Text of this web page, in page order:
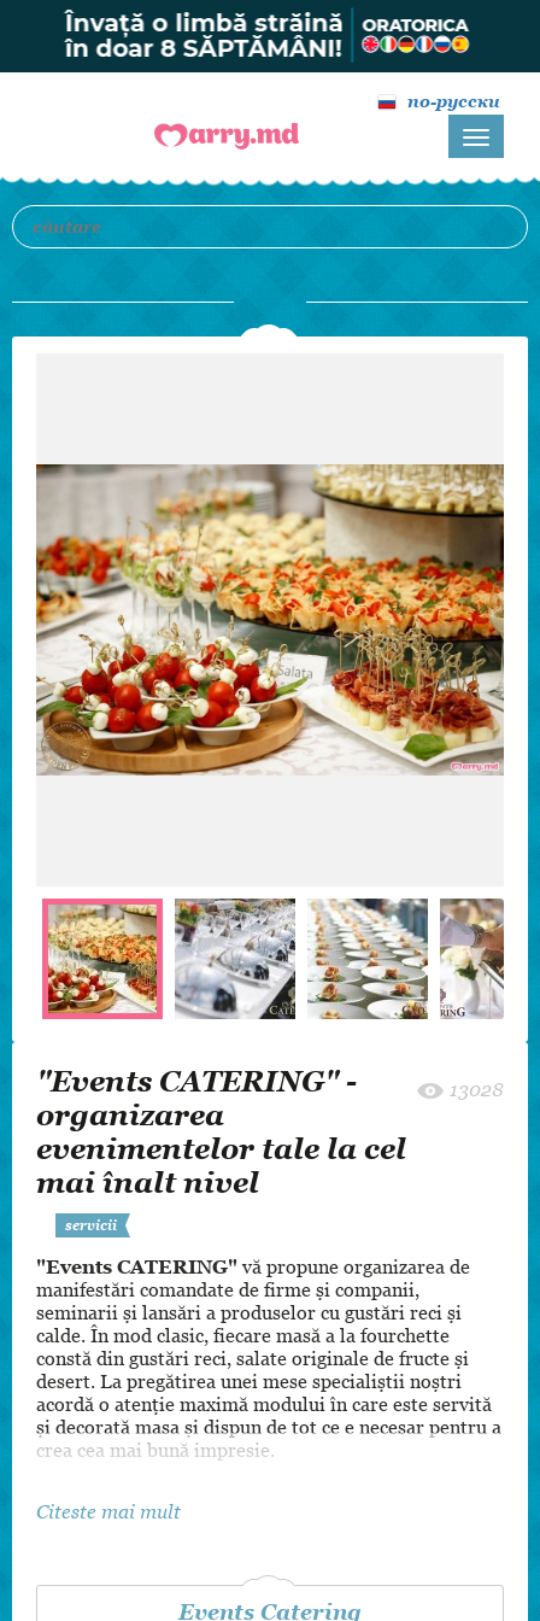
по-русски
"Events CATERING" -
organizarea
evenimentelor tale la cel
mai înalt nivel
13028
servicii
"Events CATERING"vă propune organizarea de
manifestări comandate de firme și companii,
seminarii și lansări a produselor cu gustări reci și
calde. În mod clasic, fiecare masă a la fourchette
constă din gustări reci, salate originale de fructe și
desert. La pregătirea unei mese specialiștii noștri
acordă o atenție maximă modului în care este servită
și decorată masa și dispun de tot ce e necesar pentru a
crea cea mai bună impresie.
poate oferi un sortiment bogat de gustări reci și
- Coffee Break de la 50 lei/pers;
- Fourchette de la 150 lei/pers;
Citeste mai mult
Events Catering